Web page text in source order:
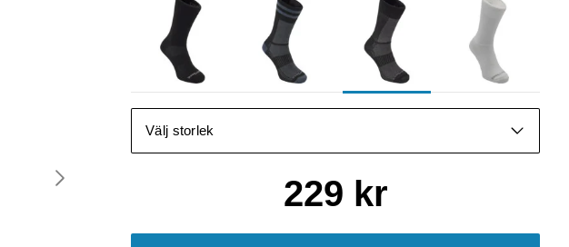
Välj storlek
229 kr